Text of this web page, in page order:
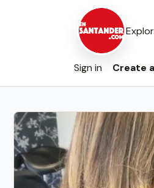
Sign in Create